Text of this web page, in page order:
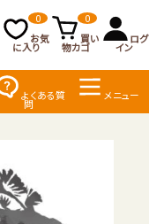
お気
に入り
0
買い
物カゴ
0
ログ
イン
よくある質
問
メニュー